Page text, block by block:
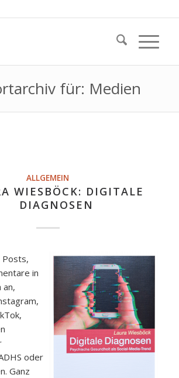
für: Medien
ALLGEMEIN
WIESBÖCK: DIGITALE
DIAGNOSEN
Posts,
in
an,
oder
Ganz